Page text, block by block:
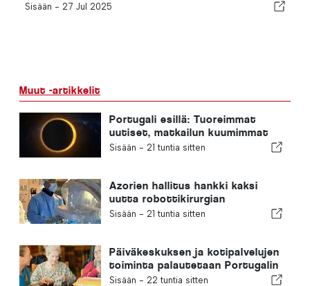
Sisään - 27 Jul 2025
Muut -artikkelit
Portugali esillä: Tuoreimmat
uutiset, matkailun kuumimmat
uutiset ja otsikoihin nousseet
Sisään - 21 tuntia sitten
Azorien hallitus hankki kaksi
uutta robottikirurgian
järjestelmää
Sisään - 21 tuntia sitten
Päiväkeskuksen ja kotipalvelujen
toiminta palautetaan Portugalin
kuntaan
Sisään - 22 tuntia sitten